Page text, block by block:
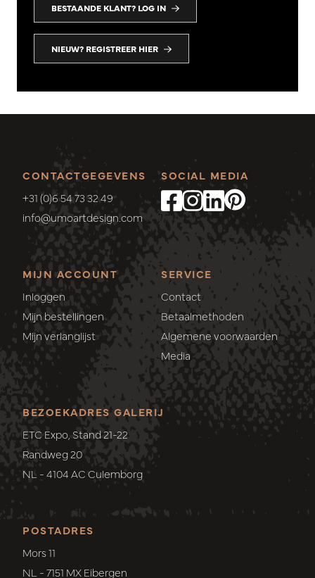
BESTAANDE KLANT? LOG IN
NIEUW? REGISTREER HIER
CONTACTGEGEVENS
+31 (0)6 54 73 32 49
info@umoartdesign.com
MIJN ACCOUNT
Inloggen
Mijn bestellingen
Mijn verlanglijst
SERVICE
Contact
Betaalmethoden
Algemene voorwaarden
Media
SOCIAL MEDIA
POSTADRES
Mors 11
NL - 7151 MX Eibergen
BEZOEKADRES GALERIJ
ETC Expo, Stand 21-22
Randweg 20
NL - 4104 AC Culemborg